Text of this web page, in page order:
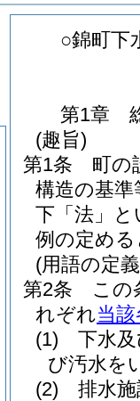
○錦町下
第1章
(趣旨)
第1条
町の
構造の基
下「法」と
例の定め
(用語の定
第2条
この
れぞれ当
(1)
下水
び汚水を
(2)
排水